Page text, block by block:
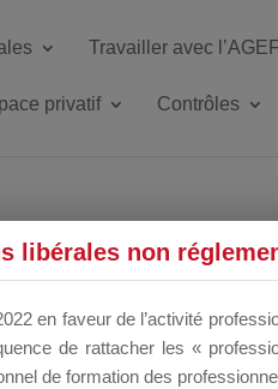
Travailler avec
privatif Contrôles
libérales non
en faveur de l’activité
de rattacher les «
de formation des